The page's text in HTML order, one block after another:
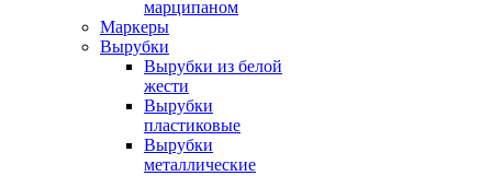
марципаном
Маркеры
Вырубки
Вырубки из белой
жести
Вырубки
пластиковые
Вырубки
металлические